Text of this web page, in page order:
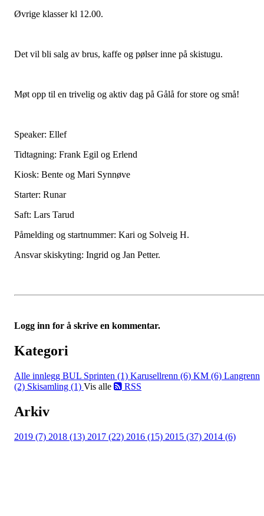
Øvrige klasser kl 12.00.
Det vil bli salg av brus, kaffe og pølser inne på skistugu.
Møt opp til en trivelig og aktiv dag på Gålå for store og små!
Speaker: Ellef
Tidtagning: Frank Egil og Erlend
Kiosk: Bente og Mari Synnøve
Starter: Runar
Saft: Lars Tarud
Påmelding og startnummer: Kari og Solveig H.
Ansvar skiskyting: Ingrid og Jan Petter.
Logg inn for å skrive en kommentar.
Kategori
Alle innlegg BUL Sprinten (1) Karusellrenn (6) KM (6) Langrenn
(2) Skisamling (1) Vis alle RSS
Arkiv
2019 (7) 2018 (13) 2017 (22) 2016 (15) 2015 (37) 2014 (6)